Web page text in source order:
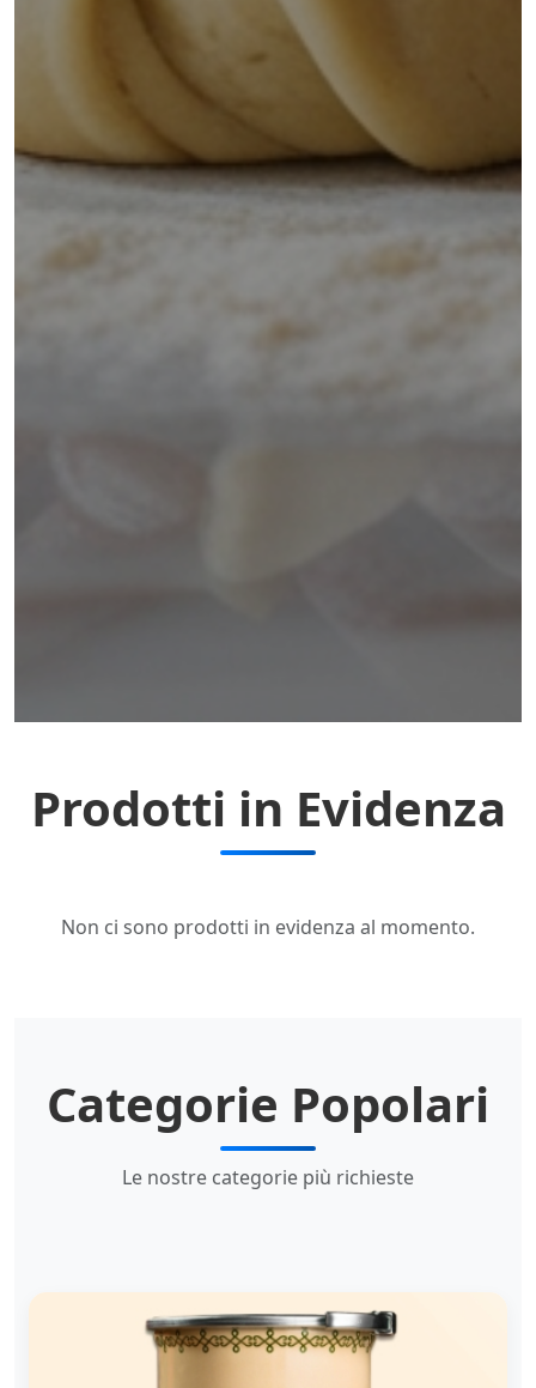
Prodotti in Evidenza
Non ci sono prodotti in evidenza al momento.
Categorie Popolari
Le nostre categorie più richieste